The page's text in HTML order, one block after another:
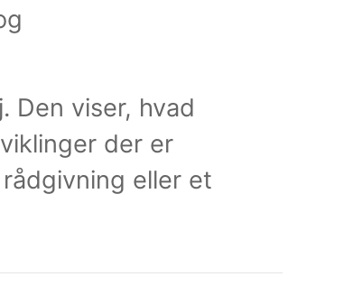
Den viser, hvad
der er
eller et